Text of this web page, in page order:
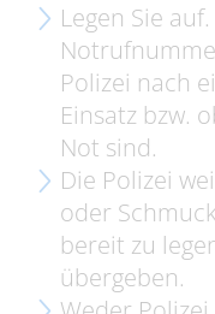
Legen Sie
Polizei nach
Einsatz bzw.
Not sind.
Die Polizei
oder
bereit zu
übergeben.